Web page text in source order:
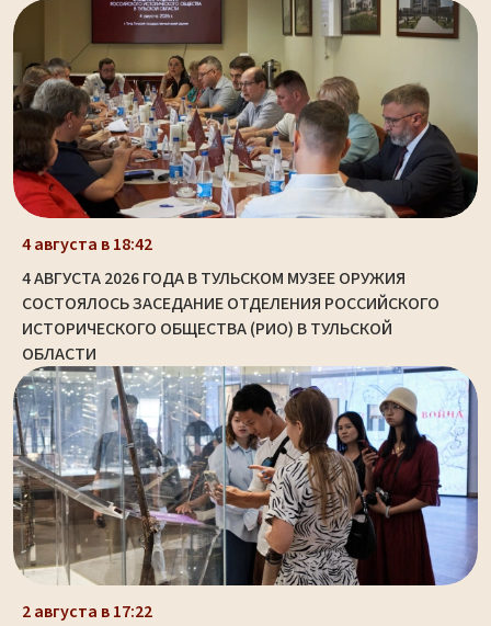
4 августа в 18:42
4 АВГУСТА 2026 ГОДА В ТУЛЬСКОМ МУЗЕЕ ОРУЖИЯ
СОСТОЯЛОСЬ ЗАСЕДАНИЕ ОТДЕЛЕНИЯ РОССИЙСКОГО
ИСТОРИЧЕСКОГО ОБЩЕСТВА (РИО) В ТУЛЬСКОЙ
ОБЛАСТИ
2 августа в 17:22